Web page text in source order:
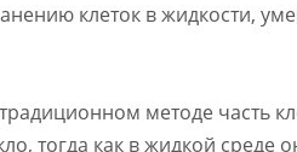
клеток в жидкости,
методе часть
тогда как в жидкой среде